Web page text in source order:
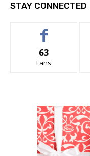
STAY CONNECTED
63
Fans